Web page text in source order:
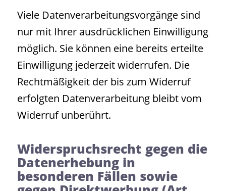
Viele Datenverarbeitungsvorgänge sind
nur mit Ihrer ausdrücklichen Einwilligung
möglich. Sie können eine bereits erteilte
Einwilligung jederzeit widerrufen. Die
Rechtmäßigkeit der bis zum Widerruf
erfolgten Datenverarbeitung bleibt vom
Widerruf unberührt.
Widerspruchsrecht gegen die
Datenerhebung in
besonderen Fällen sowie